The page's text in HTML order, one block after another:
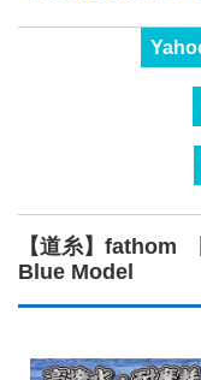
【道糸】fathom
Blue Model